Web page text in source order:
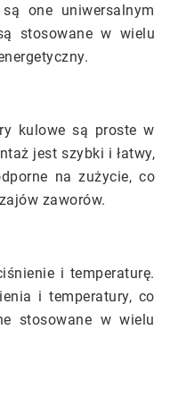
one uniwersalnym
stosowane w wielu
kulowe są proste w
jest szybki i łatwy,
na zużycie, co
zaworów.
i temperaturę.
i temperatury, co
stosowane w wielu